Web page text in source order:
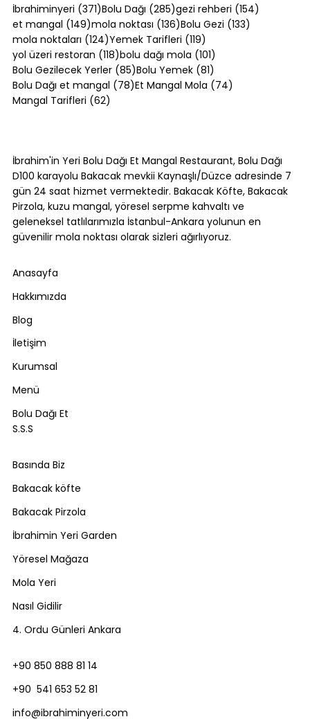
Yapılır?
İbrahiminyeri (371)371 yazı
Bolu Dağı (285)285 yazı
gezi rehberi (154)
et mangal (149)149 yazı
mola noktası (136)136 yazı
Bolu Gezi (133)
mola noktaları (124)124 yazı
Yemek Tarifleri (119)
yol üzeri restoran (118)118 yazı
bolu dağı mola (101)
Bolu Gezilecek Yerler (85)85 yazı
Bolu Yemek (81)
Bolu Dağı et mangal (78)78 yazı
Et Mangal Mola (74)
Mangal Tarifleri (62)
İbrahim'in Yeri Bolu Dağı Et Mangal Restaurant, Bolu Dağı
D100 karayolu Bakacak mevkii Kaynaşlı/Düzce adresinde 7
gün 24 saat hizmet vermektedir. Bakacak Köfte, Bakacak
Pirzola, kuzu mangal, yöresel serpme kahvaltı ve
geleneksel tatlılarımızla İstanbul-Ankara yolunun en
güvenilir mola noktası olarak sizleri ağırlıyoruz.
Anasayfa
Hakkımızda
Blog
İletişim
Kurumsal
Menü
Bolu Dağı Et
S.S.S
Basında Biz
Bakacak köfte
Bakacak Pirzola
İbrahimin Yeri Garden
Yöresel Mağaza
Mola Yeri
Nasıl Gidilir
4. Ordu Günleri Ankara
+90 850 888 81 14
+90 541 653 52 81
info@ibrahiminyeri.com